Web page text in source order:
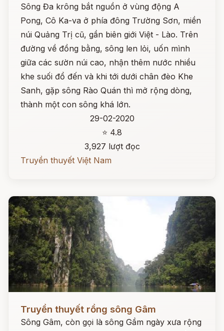
Sông Đa krông bắt nguồn ở vùng động A
Pong, Cô Ka-va ở phía đông Trường Sơn, miền
núi Quảng Trị cũ, gần biên giới Việt - Lào. Trên
đường về đồng bằng, sông len lỏi, uốn mình
giữa các sườn núi cao, nhận thêm nước nhiều
khe suối đổ đến và khi tới dưới chân đèo Khe
Sanh, gặp sông Rào Quán thì mở rộng dòng,
thành một con sông khá lớn.
29-02-2020
⭐ 4.8
3,927 lượt đọc
Truyền thuyết Việt Nam
Đọc ngay
Truyền thuyết rồng sông Gâm
Sông Gâm, còn gọi là sông Gầm ngày xưa rộng